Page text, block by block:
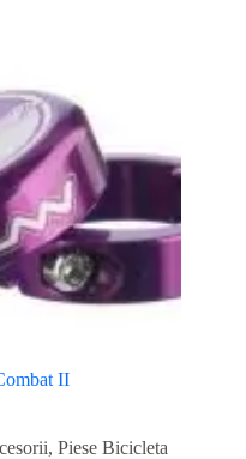
II
, Piese Bicicleta